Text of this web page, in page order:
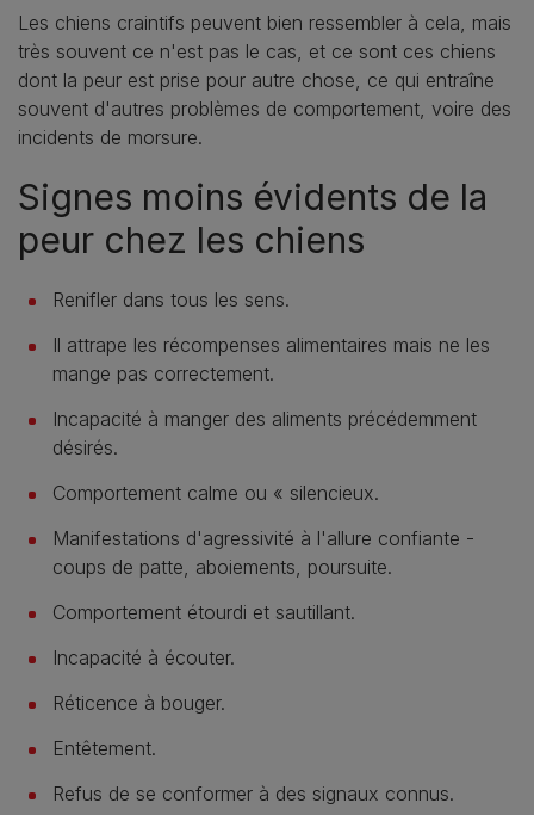
Les chiens craintifs peuvent bien ressembler à cela, mais
très souvent ce n'est pas le cas, et ce sont ces chiens
dont la peur est prise pour autre chose, ce qui entraîne
souvent d'autres problèmes de comportement, voire des
incidents de morsure.
Signes moins évidents de la
peur chez les chiens
Renifler dans tous les sens.
Il attrape les récompenses alimentaires mais ne les
mange pas correctement.
Incapacité à manger des aliments précédemment
désirés.
Comportement calme ou « silencieux.
Manifestations d'agressivité à l'allure confiante -
coups de patte, aboiements, poursuite.
Comportement étourdi et sautillant.
Incapacité à écouter.
Réticence à bouger.
Entêtement.
Refus de se conformer à des signaux connus.